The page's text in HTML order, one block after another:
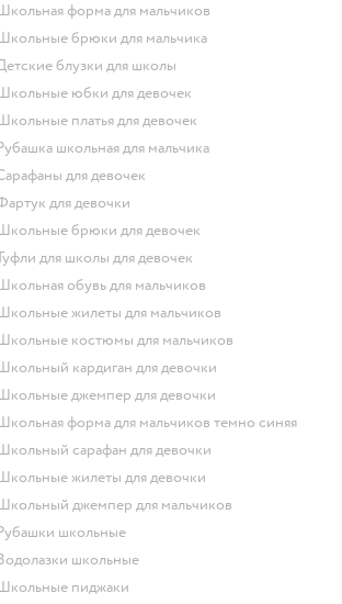
Школьная форма для мальчиков
Школьные брюки для мальчика
Детские блузки для школы
Школьные юбки для девочек
Школьные платья для девочек
Рубашка школьная для мальчика
Сарафаны для девочек
Фартук для девочки
Школьные брюки для девочек
Туфли для школы для девочек
Школьная обувь для мальчиков
Школьные жилеты для мальчиков
Школьные костюмы для мальчиков
Школьный кардиган для девочки
Школьные джемпер для девочки
Школьная форма для мальчиков темно синяя
Школьный сарафан для девочки
Школьные жилеты для девочки
Школьный джемпер для мальчиков
Рубашки школьные
Водолазки школьные
Школьные пиджаки